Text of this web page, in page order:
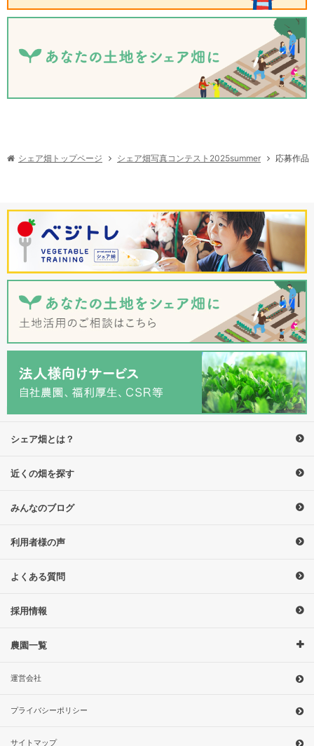
シェア畑トップページ シェア畑写真コンテスト2025summer 応募作品
シェア畑とは？
近くの畑を探す
みんなのブログ
利用者様の声
よくある質問
採用情報
農園一覧
運営会社
プライバシーポリシー
サイトマップ